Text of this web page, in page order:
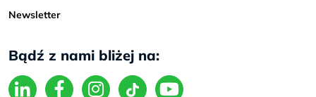
Newsletter
Bądź z nami bliżej na: